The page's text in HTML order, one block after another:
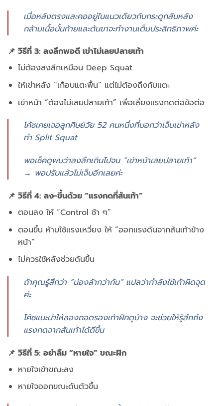
เมื่อหลังตรงและคออยู่ในแนวเดียวกับกระดูกสันหลัง
กล้ามเนื้อบั้นท้ายและต้นขาจะทำงานเต็มประสิทธิภาพค่ะ
📌 วิธีที่ 3: ลงลึกพอดี เข่าไม่เลยปลายเท้า
ไม่ต้องลงลึกเหมือน Deep Squat
ให้เข่าหลัง “เกือบแตะพื้น” แต่ไม่ต้องถึงกับแตะ
เข่าหน้า “ต้องไม่เลยปลายเท้า” เพื่อเลี่ยงแรงกดต่อข้อต่อ
โค้ชเคยเจอลูกศิษย์วัย 52 คนหนึ่งที่บอกว่าเจ็บเข่าหลัง
ทำ Split Squat
พอเช็คดูพบว่าลงลึกเกินไปจน “เข่าหน้าเลยปลายเท้า”
→ พอปรับแล้วไม่เจ็บอีกเลยค่ะ
📌 วิธีที่ 4: ลง-ขึ้นด้วย “แรงกดที่ส้นเท้า”
ตอนลง ให้ “Control ช้า ๆ”
ตอนขึ้น ห้ามใช้แรงเหวี่ยง ให้ “ออกแรงดันจากส้นเท้าข้าง
หน้า”
ไม่ควรใช้หลังช่วยดันขึ้น
ถ้าคุณรู้สึกว่า “น่องล้ากว่าก้น” แปลว่ากำลังใช้เท้าผิดจุด
ค่ะ
โค้ชแนะนำให้ลองถอดรองเท้าฝึกดูบ้าง จะช่วยให้รู้สึกถึง
แรงกดจากส้นเท้าได้ดีขึ้น
📌 วิธีที่ 5: อย่าลืม “หายใจ” ขณะฝึก
หายใจเข้าขณะลง
หายใจออกขณะดันตัวขึ้น